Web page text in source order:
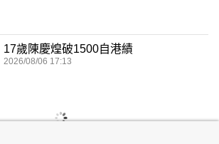
17歲陳慶煌破1500自港績
2026/08/06 17:13